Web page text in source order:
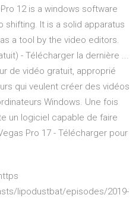
12 is a windows software
It is a solid apparatus
a tool by the video editors.
- Télécharger la dernière ...
de vidéo gratuit, approprié
qui veulent créer des vidéos
Windows. Une fois
un logiciel capable de faire
Pro 17 - Télécharger pour
lipodustbat/episodes/2019-